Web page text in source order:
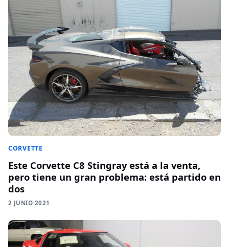
CORVETTE
Este Corvette C8 Stingray está a la venta,
pero tiene un gran problema: está partido en
dos
2 JUNIO 2021